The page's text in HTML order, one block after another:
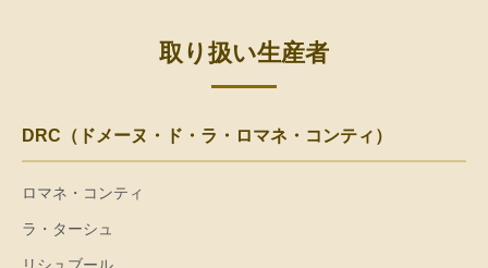
取り扱い生産者
DRC（ドメーヌ・ド・ラ・ロマネ・コンティ）
ロマネ・コンティ
ラ・ターシュ